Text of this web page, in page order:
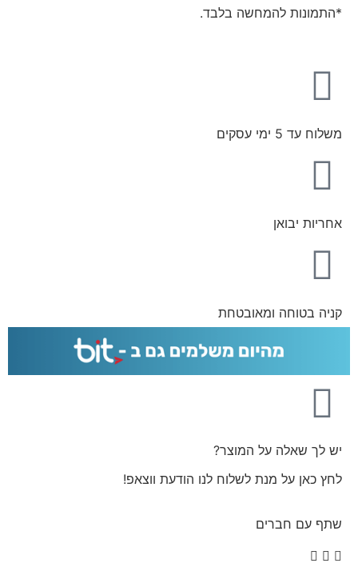
*התמונות להמחשה בלבד.
משלוח עד 5 ימי עסקים
אחריות יבואן
קניה בטוחה ומאובטחת
יש לך שאלה על המוצר?
לחץ כאן על מנת לשלוח לנו הודעת ווצאפ!
שתף עם חברים